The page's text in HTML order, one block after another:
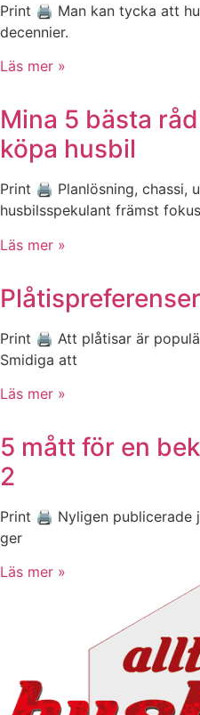
Print 🖨 Man kan tycka att
decennier.
Läs mer »
Mina 5 bästa
köpa husbil
Print 🖨 Planlösning, chassi,
husbilsspekulant främst
Läs mer »
Print 🖨 Att plåtisar är
Smidiga att
Läs mer »
5 mått för en
2
Print 🖨 Nyligen publicerade
ger
Läs mer »